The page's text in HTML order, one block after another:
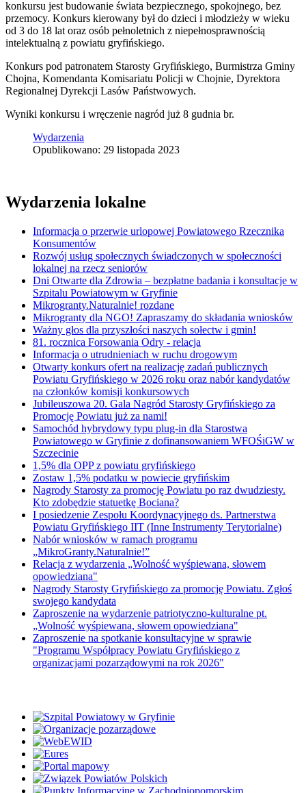
konkursu jest budowanie świata bezpiecznego, spokojnego, bez
przemocy. Konkurs kierowany był do dzieci i młodzieży w wieku
od 3 do 18 lat oraz osób pełnoletnich z niepełnosprawnością
intelektualną z powiatu gryfińskiego.
Konkurs pod patronatem Starosty Gryfińskiego, Burmistrza Gminy
Chojna, Komendanta Komisariatu Policji w Chojnie, Dyrektora
Regionalnej Dyrekcji Lasów Państwowych.
Wyniki konkursu i wręczenie nagród już 8 gudnia br.
Wydarzenia
Opublikowano: 29 listopada 2023
Wydarzenia lokalne
Informacja o przerwie urlopowej Powiatowego Rzecznika
Konsumentów
Rozwój usług społecznych świadczonych w społeczności
lokalnej na rzecz seniorów
Dni Otwarte dla Zdrowia – bezpłatne badania i konsultacje w
Szpitalu Powiatowym w Gryfinie
Mikrogranty.Naturalnie! rozdane
Mikrogranty dla NGO! Zapraszamy do składania wniosków
Ważny głos dla przyszłości naszych sołectw i gmin!
81. rocznica Forsowania Odry - relacja
Informacja o utrudnieniach w ruchu drogowym
Otwarty konkurs ofert na realizację zadań publicznych
Powiatu Gryfińskiego w 2026 roku oraz nabór kandydatów
na członków komisji konkursowych
Jubileuszowa 20. Gala Nagród Starosty Gryfińskiego za
Promocję Powiatu już za nami!
Samochód hybrydowy typu plug-in dla Starostwa
Powiatowego w Gryfinie z dofinansowaniem WFOŚiGW w
Szczecinie
1,5% dla OPP z powiatu gryfińskiego
Zostaw 1,5% podatku w powiecie gryfińskim
Nagrody Starosty za promocję Powiatu po raz dwudziesty.
Kto zdobędzie statuetkę Bociana?
I posiedzenie Zespołu Koordynacyjnego ds. Partnerstwa
Powiatu Gryfińskiego IIT (Inne Instrumenty Terytorialne)
Nabór wniosków w ramach programu
„MikroGranty.Naturalnie!”
Relacja z wydarzenia „Wolność wyśpiewana, słowem
opowiedziana"
Nagrody Starosty Gryfińskiego za promocję Powiatu. Zgłoś
swojego kandydata
Zaproszenie na wydarzenie patriotyczno-kulturalne pt.
„Wolność wyśpiewana, słowem opowiedziana"
Zaproszenie na spotkanie konsultacyjne w sprawie
"Programu Współpracy Powiatu Gryfińskiego z
organizacjami pozarządowymi na rok 2026"